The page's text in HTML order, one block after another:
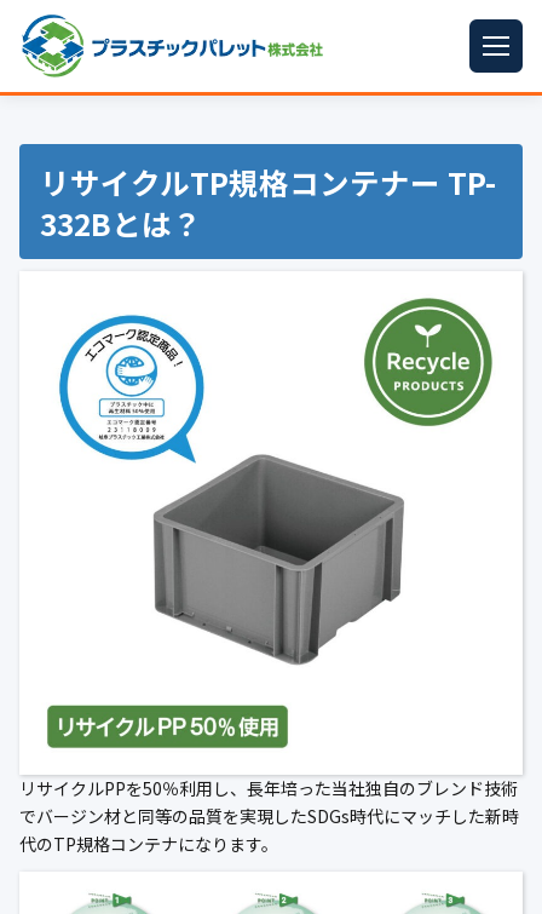
パレットサイズ
プラパレット
中古パレット
再生原料
梱包資材
イラン情勢まとめ
🇺🇸🇰🇷🇹🇼
リサイクルTP規格コンテナー TP-
332Bとは？
リサイクルPPを50％利用し、長年培った当社独自のブレンド技術
でバージン材と同等の品質を実現したSDGs時代にマッチした新時
代のTP規格コンテナになります。